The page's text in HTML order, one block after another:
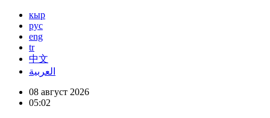
кыр
рус
eng
tr
中文
العربية
08 август 2026
05:02